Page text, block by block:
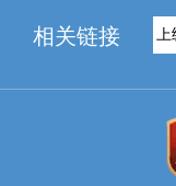
相关链接